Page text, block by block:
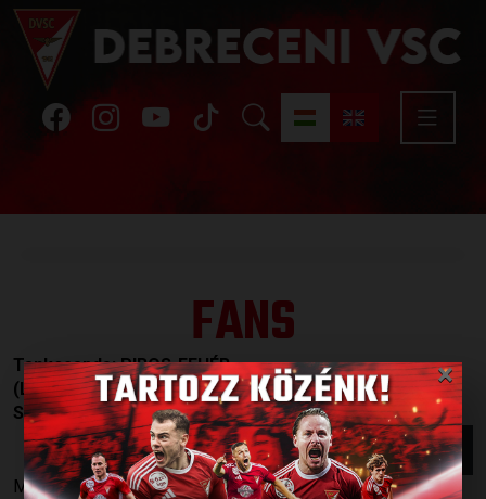
FANS
Tankcsapda: PIROS-FEHÉR
(Loki-induló)
Szöveg: Lukács László
LETÖLTÉS
Mi indulunk, ha kell
×